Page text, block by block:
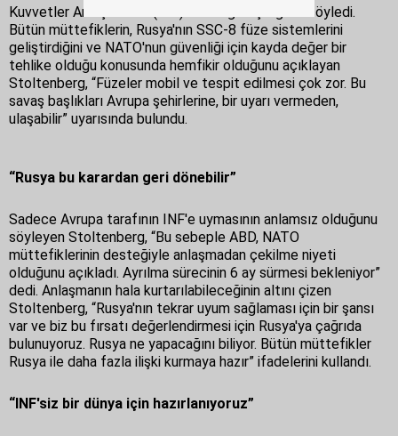
Kuvvetler Anlaşması'nı (INF) ihlalini görüştüğünü söyledi.
Bütün müttefiklerin, Rusya'nın SSC-8 füze sistemlerini
geliştirdiğini ve NATO'nun güvenliği için kayda değer bir
tehlike olduğu konusunda hemfikir olduğunu açıklayan
Stoltenberg, “Füzeler mobil ve tespit edilmesi çok zor. Bu
savaş başlıkları Avrupa şehirlerine, bir uyarı vermeden,
ulaşabilir” uyarısında bulundu.
“Rusya bu karardan geri dönebilir”
Sadece Avrupa tarafının INF'e uymasının anlamsız olduğunu
söyleyen Stoltenberg, “Bu sebeple ABD, NATO
müttefiklerinin desteğiyle anlaşmadan çekilme niyeti
olduğunu açıkladı. Ayrılma sürecinin 6 ay sürmesi bekleniyor”
dedi. Anlaşmanın hala kurtarılabileceğinin altını çizen
Stoltenberg, “Rusya'nın tekrar uyum sağlaması için bir şansı
var ve biz bu fırsatı değerlendirmesi için Rusya'ya çağrıda
bulunuyoruz. Rusya ne yapacağını biliyor. Bütün müttefikler
Rusya ile daha fazla ilişki kurmaya hazır” ifadelerini kullandı.
“INF'siz bir dünya için hazırlanıyoruz”